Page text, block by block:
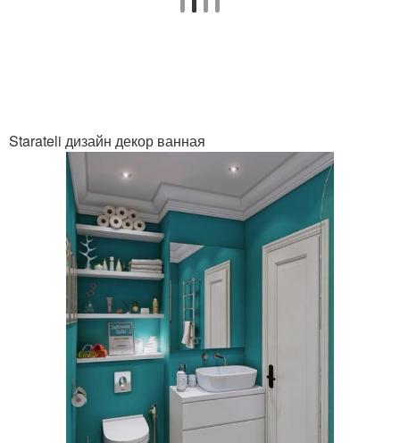
Starateli дизайн декор ванная